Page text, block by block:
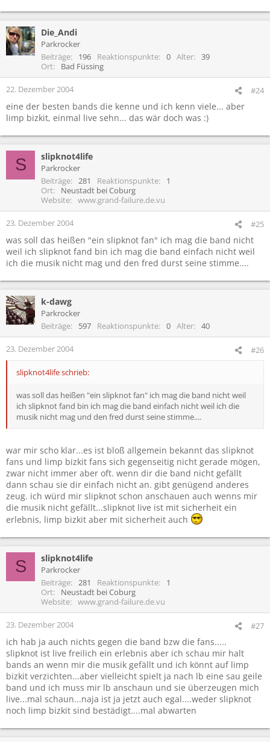
Die_Andi
Parkrocker
Beiträge
196 Reaktionspunkte 0 Alter
39
Ort
Bad Füssing
22. Dezember 2004 #24
eine der besten bands die kenne und ich kenn viele... aber
limp bizkit, einmal live sehn... das wär doch was :)
S slipknot4life
Parkrocker
Beiträge
281 Reaktionspunkte
1
Ort
Neustadt bei Coburg
Website
www.grand-failure.de.vu
23. Dezember 2004 #25
was soll das heißen "ein slipknot fan" ich mag die band nicht
weil ich slipknot fand bin ich mag die band einfach nicht weil
ich die musik nicht mag und den fred durst seine stimme....
k-dawg
Parkrocker
Beiträge
597 Reaktionspunkte 0 Alter 40
23. Dezember 2004 #26
slipknot4life schrieb:
was soll das heißen "ein slipknot fan" ich mag die band nicht weil
ich slipknot fand bin ich mag die band einfach nicht weil ich die
musik nicht mag und den fred durst seine stimme....
war mir scho klar...es ist bloß allgemein bekannt das slipknot
fans und limp bizkit fans sich gegenseitig nicht gerade mögen,
zwar nicht immer aber oft. wenn dir die band nicht gefällt
dann schau sie dir einfach nicht an. gibt genügend anderes
zeug. ich würd mir slipknot schon anschauen auch wenns mir
die musik nicht gefällt...slipknot live ist mit sicherheit ein
erlebnis, limp bizkit aber mit sicherheit auch
S slipknot4life
Parkrocker
Beiträge
281 Reaktionspunkte
1
Ort
Neustadt bei Coburg
Website
www.grand-failure.de.vu
23. Dezember 2004 #27
ich hab ja auch nichts gegen die band bzw die fans.....
slipknot ist live freilich ein erlebnis aber ich schau mir halt
bands an wenn mir die musik gefällt und ich könnt auf limp
bizkit verzichten...aber vielleicht spielt ja nach lb eine sau geile
band und ich muss mir lb anschaun und sie überzeugen mich
live...mal schaun...naja ist ja jetzt auch egal....weder slipknot
noch limp bizkit sind bestädigt....mal abwarten